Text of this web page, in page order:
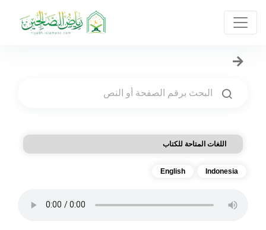
اللغات المتاحة للكتاب
Indonesia
English